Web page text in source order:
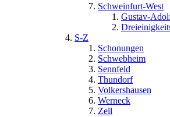
Schweinfurt-West
Gustav-
S-Z
Schonungen
Schwebheim
Sennfeld
Thundorf
Volkershausen
Werneck
Zell